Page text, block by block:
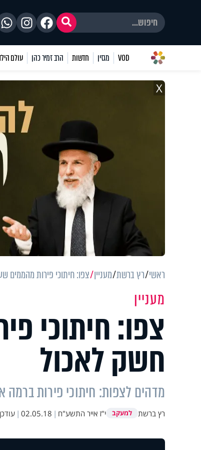
VOD מגזין חדשות הרב זמיר כהן עולם
X
ראשי רץ ברשת מעניין צפו: חיתוכי פירות מהממים
מעניין
צפו: חיתוכי
חשק לאכול
מדהים לצפות: חיתוכי פירות
רץ ברשת למעקב י"ז אייר התשע"ח |
02.05.18
| עודכן